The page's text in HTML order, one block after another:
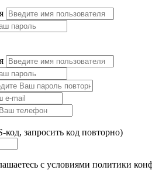
код, запросить код повторно)
с условиями политики